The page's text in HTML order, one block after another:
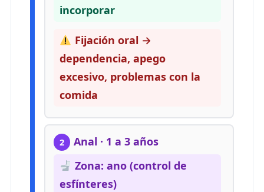
incorporar
Fijación oral →
dependencia, apego
excesivo, problemas con la
comida
2
Anal · 1 a 3 años
Zona: ano (control de
esfínteres)